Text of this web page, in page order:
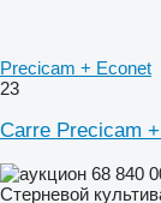
Precicam + Econet
23
Carre Precicam
68 840
Стерневой